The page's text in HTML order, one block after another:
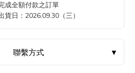
成全額付款之訂單
貨日：2026.09.30（三）
聯繫方式